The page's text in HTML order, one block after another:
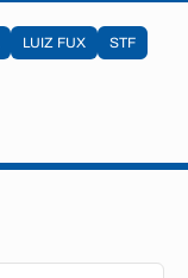
LUIZ FUX STF